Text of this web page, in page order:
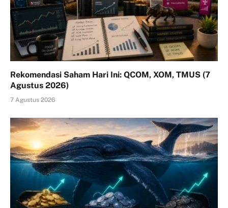
Rekomendasi Saham Hari Ini: QCOM, XOM, TMUS (7
Agustus 2026)
7 Agustus 2026